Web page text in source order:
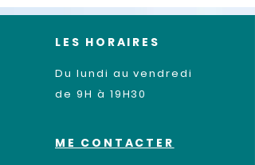
LES HORAIRES
Du lundi au vendredi
de 9H à 19H30
ME CONTACTER